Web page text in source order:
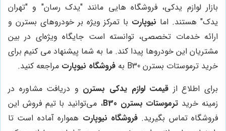
بازار لوازم یدکی، فروشگاه هایی مانند "یدک رسان" و "تهران
یدک" هستند. اما نیوپارت با تمرکز ویژه بر خودروهای بسترن و
ارائه خدمات تخصصی، توانسته است جایگاه ویژه‌ای در بین
مشتریان این خودروها پیدا کند. ما به شما پیشنهاد می کنیم برای
خرید ترموستات بسترن B30 به
فروشگاه نیوپارت مراجعه کنید.
برای اطلاع از قیمت لوازم یدکی بسترن و دریافت مشاوره در
زمینه خرید ترموستات بسترن B30
، می‌توانید با تیم فروش این
فروشگاه تماس بگیرید.فروشگاه نیوپارت همواره آماده است تا